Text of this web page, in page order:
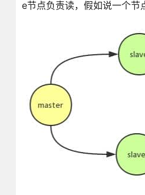
e节点负责读，假如说一个节